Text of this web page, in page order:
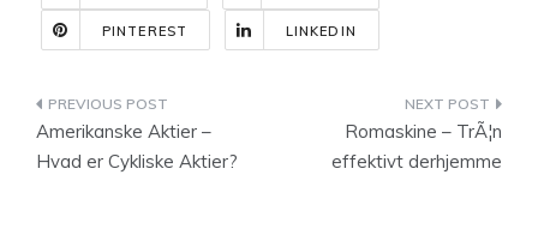
PINTEREST LINKEDIN
Indlægsnavigation
Amerikanske Aktier –
Hvad er Cykliske Aktier?
Romaskine – TrÃ¦n
effektivt derhjemme